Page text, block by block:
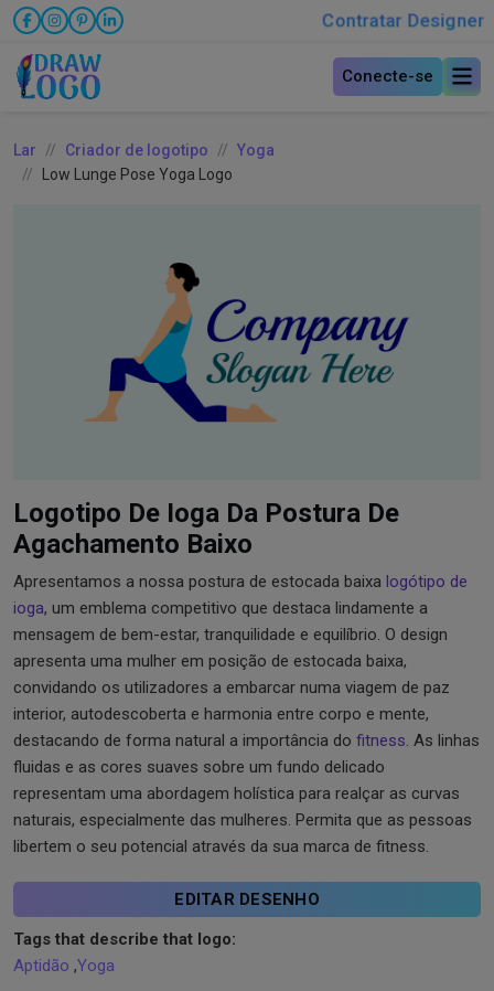
Contratar Designer
Conecte-se
Lar Criador de logotipo
Yoga
Low Lunge Pose Yoga Logo
Logotipo De Ioga Da Postura De
Agachamento Baixo
Apresentamos a nossa postura de estocada baixa logótipo de
ioga, um emblema competitivo que destaca lindamente a
mensagem de bem-estar, tranquilidade e equilíbrio. O design
apresenta uma mulher em posição de estocada baixa,
convidando os utilizadores a embarcar numa viagem de paz
interior, autodescoberta e harmonia entre corpo e mente,
destacando de forma natural a importância do fitness. As linhas
fluidas e as cores suaves sobre um fundo delicado
representam uma abordagem holística para realçar as curvas
naturais, especialmente das mulheres. Permita que as pessoas
libertem o seu potencial através da sua marca de fitness.
EDITAR DESENHO
Tags that describe that logo:
Aptidão ,Yoga